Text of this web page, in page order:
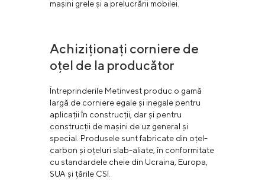
mașini grele și a prelucrării mobilei.
Achiziționați corniere de
oțel de la producător
Întreprinderile Metinvest produc o gamă
largă de corniere egale și inegale pentru
aplicații în construcții, dar și pentru
construcții de mașini de uz general și
special. Produsele sunt fabricate din oțel-
carbon și oțeluri slab-aliate, în conformitate
cu standardele cheie din Ucraina, Europa,
SUA și țările CSI.